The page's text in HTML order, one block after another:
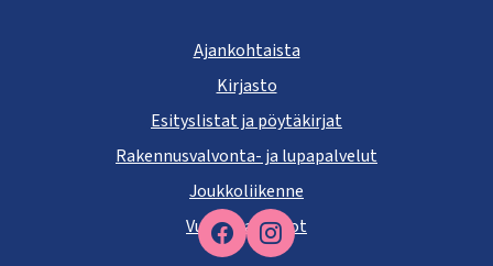
Facebook
Ajankohtaista
Kirjasto
Esityslistat ja pöytäkirjat
Rakennusvalvonta- ja lupapalvelut
Joukkoliikenne
Vuokra-asunnot